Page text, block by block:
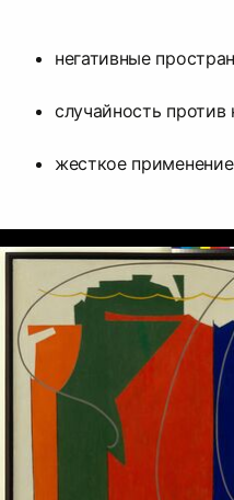
негативные
случайность
жесткое